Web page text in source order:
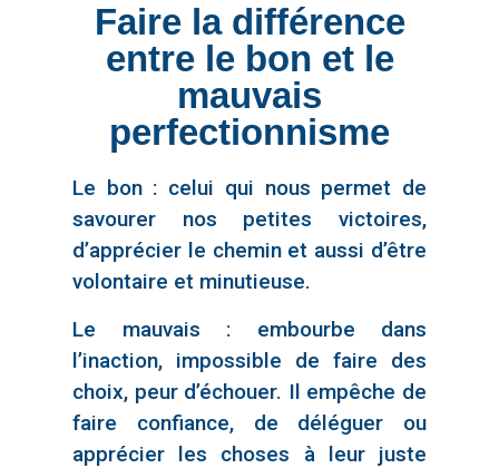
Faire la différence
entre le bon et le
mauvais
perfectionnisme
Le bon : celui qui nous permet de
savourer nos petites victoires,
d’apprécier le chemin et aussi d’être
volontaire et minutieuse.
Le mauvais : embourbe dans
l’inaction, impossible de faire des
choix, peur d’échouer. Il empêche de
faire confiance, de déléguer ou
apprécier les choses à leur juste